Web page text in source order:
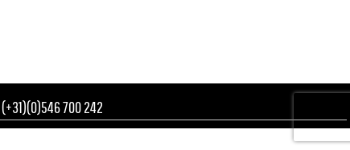
700 242